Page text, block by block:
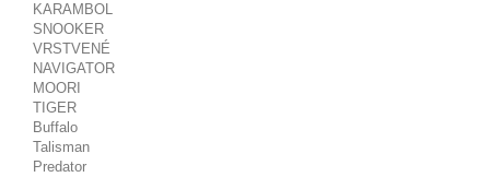
KARAMBOL
SNOOKER
VRSTVENÉ
NAVIGATOR
MOORI
TIGER
Buffalo
Talisman
Predator